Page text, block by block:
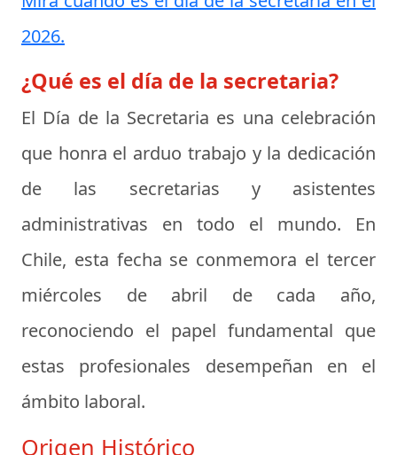
2026.
¿Qué es el día de la secretaria?
El Día de la Secretaria es una celebración
que honra el arduo trabajo y la dedicación
de las secretarias y asistentes
administrativas en todo el mundo. En
Chile, esta fecha se conmemora el tercer
miércoles de abril de cada año,
reconociendo el papel fundamental que
estas profesionales desempeñan en el
ámbito laboral.
Origen Histórico